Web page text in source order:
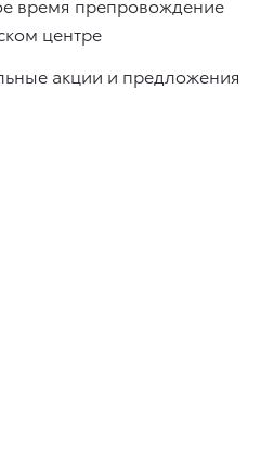
центре
акции и предложения